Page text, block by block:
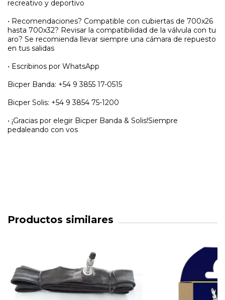
recreativo y deportivo
• Recomendaciones? Compatible con cubiertas de 700x26
hasta 700x32? Revisar la compatibilidad de la válvula con tu
aro? Se recomienda llevar siempre una cámara de repuesto
en tus salidas
• Escribinos por WhatsApp
Bicper Banda: +54 9 3855 17-0515
Bicper Solis: +54 9 3854 75-1200
• ¡Gracias por elegir Bicper Banda & Solis!Siempre
pedaleando con vos
Productos similares